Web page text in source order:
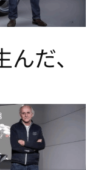
だ、